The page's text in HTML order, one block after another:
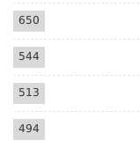
650
544
513
494